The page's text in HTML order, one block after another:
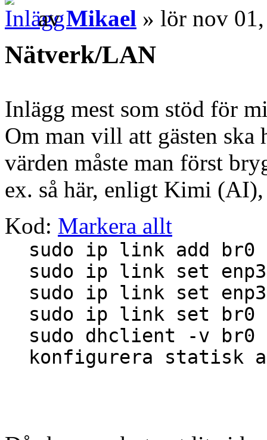
avMikael » lör nov
Nätverk/LAN
Inlägg mest som stöd för
Om man vill att gästen ska
värden måste man först
ex. så här, enligt Kimi
Kod: Markera allt
sudo ip link add br0
sudo ip link set
sudo ip link set
sudo ip link set br0
sudo dhclient
konfigurera statisk